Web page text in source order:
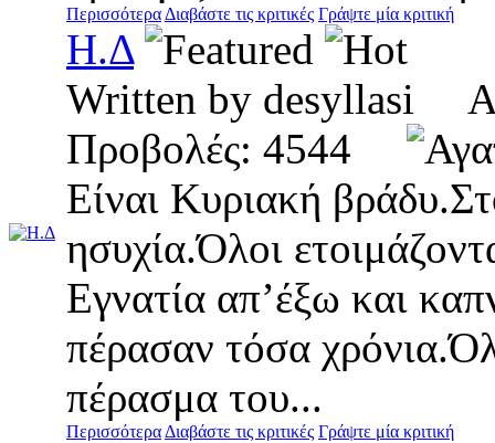
ΠερισσότεραΔιαβάστε τις κριτικές Γράψτε μία κριτική
Η.Δ
Written by desyllasi
Προβολές: 4544
Είναι Κυριακή
ησυχία.Όλοι
Εγνατία απ’έξω και
πέρασαν τόσα
πέρασμα του...
ΠερισσότεραΔιαβάστε τις κριτικές Γράψτε μία κριτική